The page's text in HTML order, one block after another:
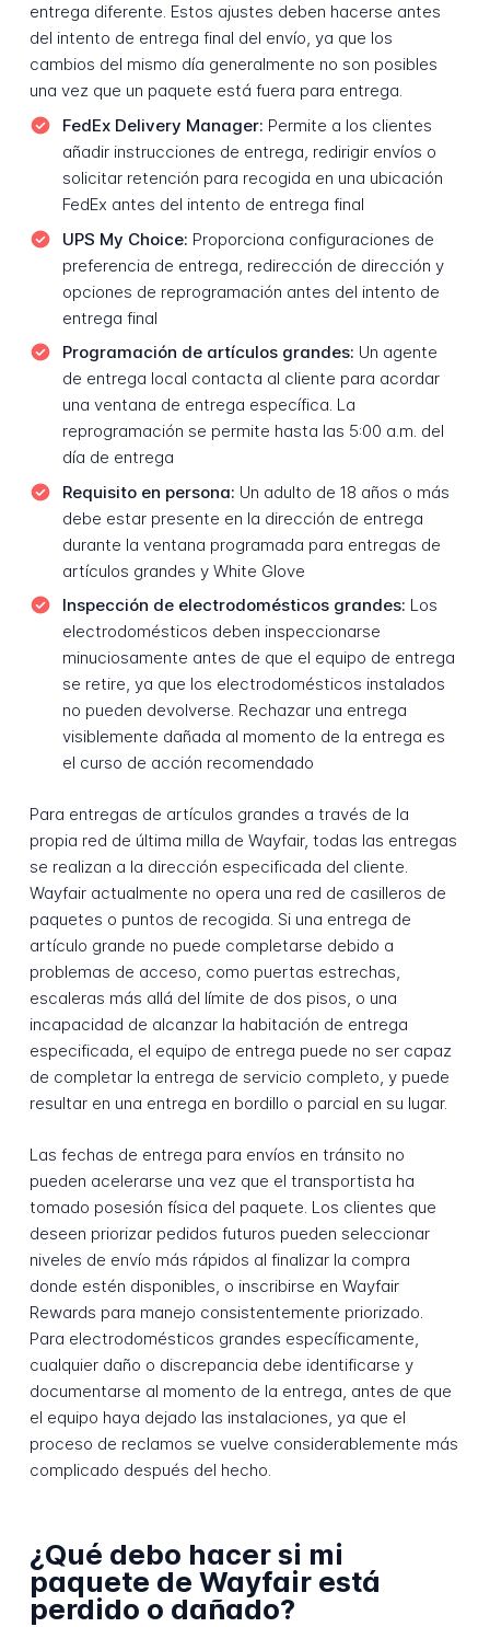
entrega diferente. Estos ajustes deben hacerse antes
del intento de entrega final del envío, ya que los
cambios del mismo día generalmente no son posibles
una vez que un paquete está fuera para entrega.
FedEx Delivery Manager: Permite a los clientes
añadir instrucciones de entrega, redirigir envíos o
solicitar retención para recogida en una ubicación
FedEx antes del intento de entrega final
UPS My Choice: Proporciona configuraciones de
preferencia de entrega, redirección de dirección y
opciones de reprogramación antes del intento de
entrega final
Programación de artículos grandes: Un agente
de entrega local contacta al cliente para acordar
una ventana de entrega específica. La
reprogramación se permite hasta las 5:00 a.m. del
día de entrega
Requisito en persona: Un adulto de 18 años o más
debe estar presente en la dirección de entrega
durante la ventana programada para entregas de
artículos grandes y White Glove
Inspección de electrodomésticos grandes: Los
electrodomésticos deben inspeccionarse
minuciosamente antes de que el equipo de entrega
se retire, ya que los electrodomésticos instalados
no pueden devolverse. Rechazar una entrega
visiblemente dañada al momento de la entrega es
el curso de acción recomendado
Para entregas de artículos grandes a través de la
propia red de última milla de Wayfair, todas las entregas
se realizan a la dirección especificada del cliente.
Wayfair actualmente no opera una red de casilleros de
paquetes o puntos de recogida. Si una entrega de
artículo grande no puede completarse debido a
problemas de acceso, como puertas estrechas,
escaleras más allá del límite de dos pisos, o una
incapacidad de alcanzar la habitación de entrega
especificada, el equipo de entrega puede no ser capaz
de completar la entrega de servicio completo, y puede
resultar en una entrega en bordillo o parcial en su lugar.
Las fechas de entrega para envíos en tránsito no
pueden acelerarse una vez que el transportista ha
tomado posesión física del paquete. Los clientes que
deseen priorizar pedidos futuros pueden seleccionar
niveles de envío más rápidos al finalizar la compra
donde estén disponibles, o inscribirse en Wayfair
Rewards para manejo consistentemente priorizado.
Para electrodomésticos grandes específicamente,
cualquier daño o discrepancia debe identificarse y
documentarse al momento de la entrega, antes de que
el equipo haya dejado las instalaciones, ya que el
proceso de reclamos se vuelve considerablemente más
complicado después del hecho.
¿Qué debo hacer si mi
paquete de Wayfair está
perdido o dañado?